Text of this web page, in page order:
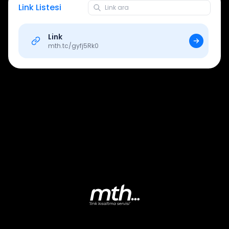
Link Listesi
Link
mth.tc/gyfj5Rk0